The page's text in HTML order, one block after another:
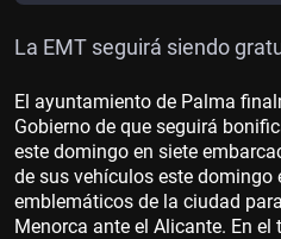
La EMT seguirá siendo
El ayuntamiento de Palma
Gobierno de que seguirá
este domingo en siete
de sus vehículos este domingo
emblemáticos de la ciudad
Menorca ante el Alicante. En